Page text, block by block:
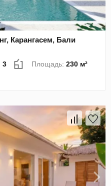
Карангасем, Бали
3 Площадь:230 м²